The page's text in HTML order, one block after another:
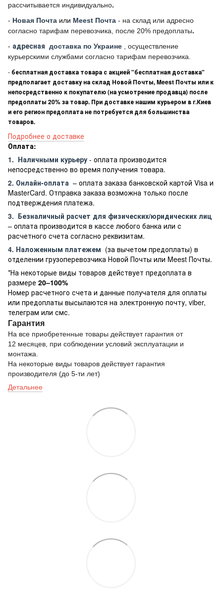
рассчитывается индивидуально.
- Новая Почта или Meest Почта - на склад или адресно
согласно тарифам перевозчика, после 20% предоплаты.
- адресная доставка по Украине
, осуществление
курьерскими службами согласно тарифам перевозчика.
- бесплатная доставка товара с акцией "бесплатная доставка"
предполагает доставку на склад Новой Почты, Meest Почты или к
непосредственно к покупателю (на усмотрение продавца) после
предоплаты 20% за товар. При доставке нашим курьером в г.Киев
и его регион предоплата не потребуется для большинства
товаров.
Подробнее о доставке
Оплата:
1. Наличными курьеру - оплата производится
непосредственно во время получения товара.
2. Онлайн-оплата – оплата заказа банковской картой Visa и
MasterCard. Отправка заказа возможна только после
подтверждения платежа.
3. Безналичный расчет для физических/юридических лиц
– оплата производится в кассе любого банка или с
расчетного счета согласно реквизитам.
4. Наложенным платежем (за вычетом предоплаты) в
отделении грузоперевозчика Новой Почты или Meest Почты.
*На некоторые виды товаров действует предоплата в
размере 20–100%
Номер расчетного счета и данные получателя для оплаты
или предоплаты высылаются на электронную почту, viber,
телеграм или смс.
Гарантия
На все приобретенные товары действует гарантия от
12 месяцев, при соблюдении условий эксплуатации и
монтажа.
На некоторые виды товаров действует гарантия
производителя (до 5-ти лет)
Детальнее